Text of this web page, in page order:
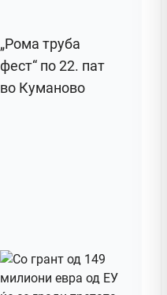
„Рома труба
фест“ по 22. пат
во Куманово